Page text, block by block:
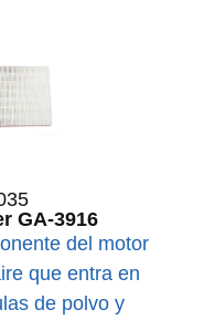
GA-3916
del motor
que entra en
de polvo y